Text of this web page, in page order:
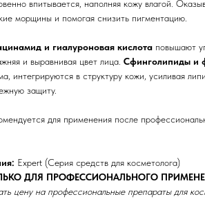
впитывается, наполняя кожу влагой.
морщины и помогая снизить пигментацию.
и гиалуроновая кислота повышают
и выравнивая цвет лица. Сфинголипиды и
интегрируются в структуру кожи, усиливая
защиту.
для применения после
Expert (Серия средств для косметолога)
ДЛЯ ПРОФЕССИОНАЛЬНОГО
цену на профессиональные препараты для